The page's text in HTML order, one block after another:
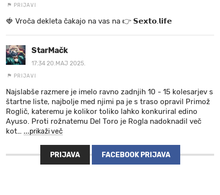
PRIJAVI
🍓 V r o č a d e k l e t a ča k a jo na va s n a 👉 𝗦𝗲𝘅𝘁𝗼.𝗹𝗶𝗳𝗲
StarMačk
17:34 20.MAJ 2025.
PRIJAVI
Najslabše razmere je imelo ravno zadnjih 10 - 15 kolesarjev s
štartne liste, najbolje med njimi pa je s traso opravil Primož
Roglič, kateremu je kolikor toliko lahko konkuriral edino
Ayuso. Proti rožnatemu Del Toro je Rogla nadoknadil več
kot… ...prikaži več
PRIJAVA FACEBOOK PRIJAVA